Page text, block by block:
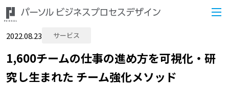
2022.08.23 サービス
1,600チームの仕事の進め方を可視化・研
究し生まれた チーム強化メソッド